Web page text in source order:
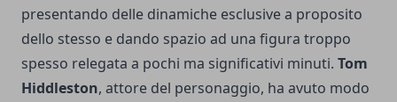
presentando delle dinamiche esclusive a proposito
dello stesso e dando spazio ad una figura troppo
spesso relegata a pochi ma significativi minuti. Tom
Hiddleston, attore del personaggio, ha avuto modo